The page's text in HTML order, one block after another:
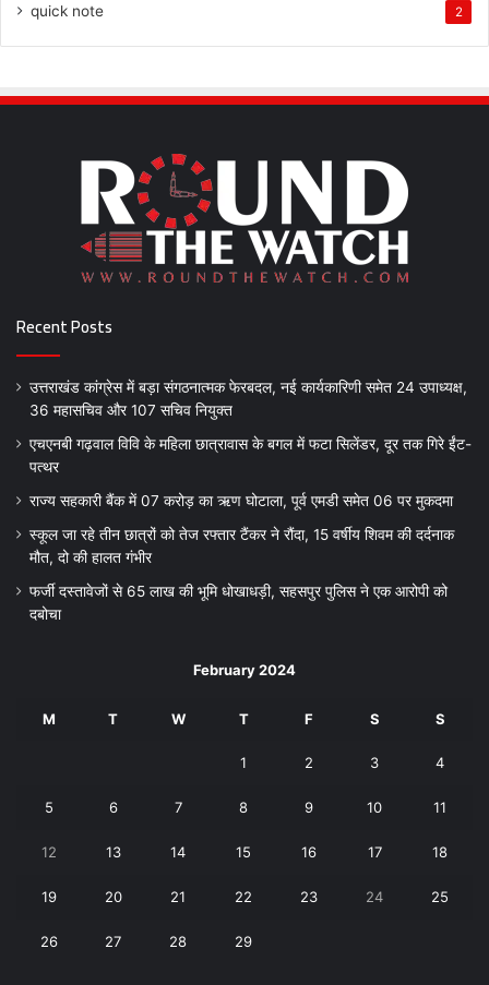
quick note 2
Recent Posts
उत्तराखंड कांग्रेस में बड़ा संगठनात्मक फेरबदल, नई कार्यकारिणी समेत 24 उपाध्यक्ष,
36 महासचिव और 107 सचिव नियुक्त
एचएनबी गढ़वाल विवि के महिला छात्रावास के बगल में फटा सिलेंडर, दूर तक गिरे ईंट-
पत्थर
राज्य सहकारी बैंक में 07 करोड़ का ऋण घोटाला, पूर्व एमडी समेत 06 पर मुकदमा
स्कूल जा रहे तीन छात्रों को तेज रफ्तार टैंकर ने रौंदा, 15 वर्षीय शिवम की दर्दनाक
मौत, दो की हालत गंभीर
फर्जी दस्तावेजों से 65 लाख की भूमि धोखाधड़ी, सहसपुर पुलिस ने एक आरोपी को
दबोचा
February 2024
M T W T F S S
1 2 3 4
5 6 7 8 9 10 11
12 13 14 15 16 17 18
19 20 21 22 23 24 25
26 27 28 29